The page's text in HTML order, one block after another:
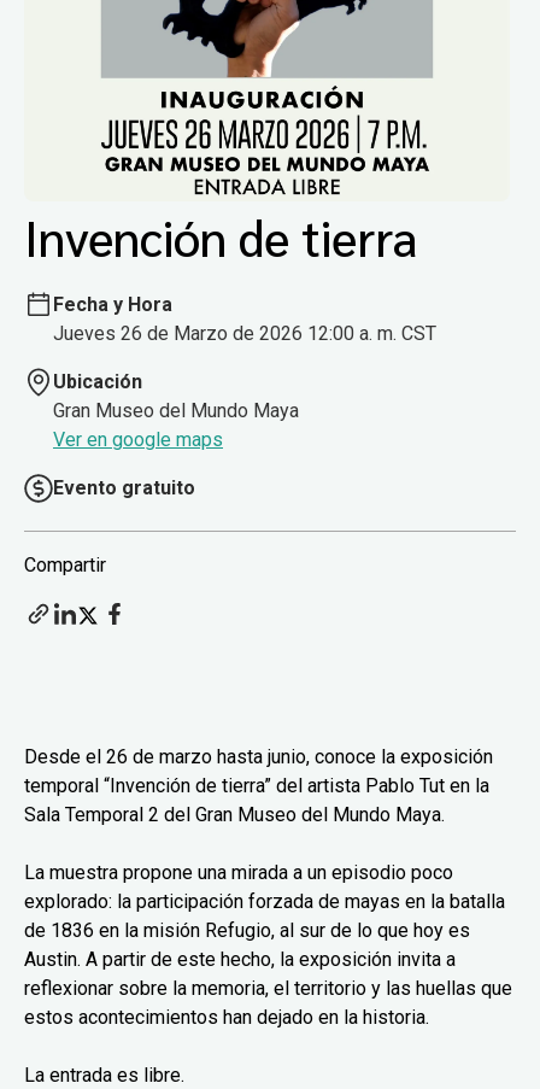
Invención de tierra
Fecha y Hora
Jueves 26 de Marzo de 2026 12:00 a. m. CST
Ubicación
Gran Museo del Mundo Maya
Ver en google maps
Evento gratuito
Compartir
Desde el 26 de marzo hasta junio, conoce la exposición
temporal “Invención de tierra” del artista Pablo Tut en la
Sala Temporal 2 del Gran Museo del Mundo Maya.
La muestra propone una mirada a un episodio poco
explorado: la participación forzada de mayas en la batalla
de 1836 en la misión Refugio, al sur de lo que hoy es
Austin. A partir de este hecho, la exposición invita a
reflexionar sobre la memoria, el territorio y las huellas que
estos acontecimientos han dejado en la historia.
La entrada es libre.